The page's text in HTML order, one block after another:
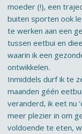
moeder (!), een
buiten sporten ook
te werken aan een
tussen eetbui en
waarin ik een
ontwikkelen.
Inmiddels durf ik te
maanden géén
veranderd, ik eet nu
meer plezier in om
voldoende te eten,